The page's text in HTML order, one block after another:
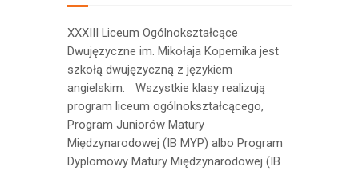
RODZICE
WYDARZENIA
KONTAKT
XXXIII Liceum Ogólnokształcące
Dwujęzyczne im. Mikołaja Kopernika jest
szkołą dwujęzyczną z językiem
angielskim. Wszystkie klasy realizują
program liceum ogólnokształcącego,
Program Juniorów Matury
Międzynarodowej (IB MYP) albo Program
Dyplomowy Matury Międzynarodowej (IB